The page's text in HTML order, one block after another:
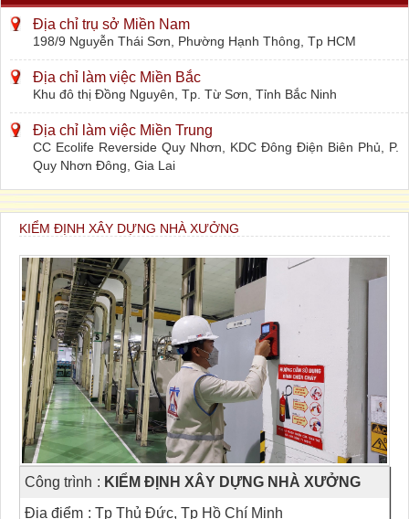
Địa chỉ trụ sở Miền Nam
198/9 Nguyễn Thái Sơn, Phường Hạnh Thông, Tp HCM
Địa chỉ làm việc Miền Bắc
Khu đô thị Đồng Nguyên, Tp. Từ Sơn, Tỉnh Bắc Ninh
Địa chỉ làm việc Miền Trung
CC Ecolife Reverside Quy Nhơn, KDC Đông Điện Biên Phủ, P.
Quy Nhơn Đông, Gia Lai
KIỂM ĐỊNH XÂY DỰNG NHÀ XƯỞNG
Công trình : KIỂM ĐỊNH XÂY DỰNG NHÀ XƯỞNG
Địa điểm : Tp Thủ Đức, Tp Hồ Chí Minh